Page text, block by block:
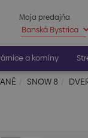
Moja predajňa
a komíny
SNOW 8